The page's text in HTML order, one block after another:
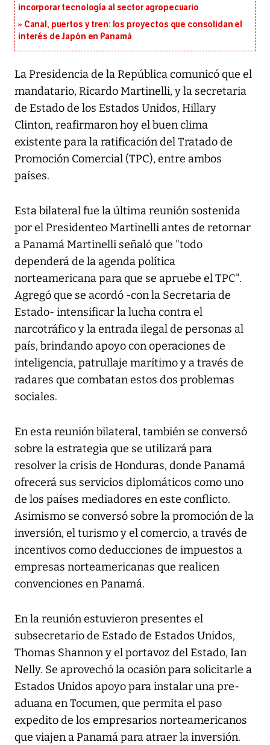
incorporar tecnología al sector agropecuario
Canal, puertos y tren: los proyectos que consolidan el
interés de Japón en Panamá
La Presidencia de la República comunicó que el
mandatario, Ricardo Martinelli, y la secretaria
de Estado de los Estados Unidos, Hillary
Clinton, reafirmaron hoy el buen clima
existente para la ratificación del Tratado de
Promoción Comercial (TPC), entre ambos
países.
Esta bilateral fue la última reunión sostenida
por el Presidenteo Martinelli antes de retornar
a Panamá Martinelli señaló que "todo
dependerá de la agenda política
norteamericana para que se apruebe el TPC".
Agregó que se acordó -con la Secretaria de
Estado- intensificar la lucha contra el
narcotráfico y la entrada ilegal de personas al
país, brindando apoyo con operaciones de
inteligencia, patrullaje marítimo y a través de
radares que combatan estos dos problemas
sociales.
En esta reunión bilateral, también se conversó
sobre la estrategia que se utilizará para
resolver la crisis de Honduras, donde Panamá
ofrecerá sus servicios diplomáticos como uno
de los países mediadores en este conflicto.
Asimismo se conversó sobre la promoción de la
inversión, el turismo y el comercio, a través de
incentivos como deducciones de impuestos a
empresas norteamericanas que realicen
convenciones en Panamá.
En la reunión estuvieron presentes el
subsecretario de Estado de Estados Unidos,
Thomas Shannon y el portavoz del Estado, Ian
Nelly. Se aprovechó la ocasión para solicitarle a
Estados Unidos apoyo para instalar una pre-
aduana en Tocumen, que permita el paso
expedito de los empresarios norteamericanos
que viajen a Panamá para atraer la inversión.